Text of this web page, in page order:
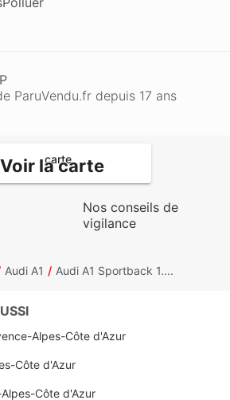
ParuVendu.fr depuis 17 ans
Voir la carte
Nos conseils de
vigilance
Audi A1 Audi A1 Sportback 1....
Alpes-Côte d'Azur
Côte d'Azur
Côte d'Azur